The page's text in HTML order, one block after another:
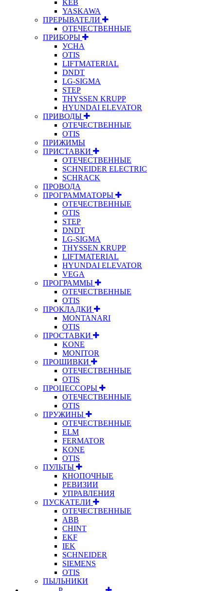
KEB
YASKAWA
ПРЕРЫВАТЕЛИ
ОТЕЧЕСТВЕННЫЕ
ПРИБОРЫ
УСНА
OTIS
LIFTMATERIAL
DNDT
LG-SIGMA
STEP
THYSSEN KRUPP
HYUNDAI ELEVATOR
ПРИВОДЫ
ОТЕЧЕСТВЕННЫЕ
OTIS
ПРИЖИМЫ
ПРИСТАВКИ
ОТЕЧЕСТВЕННЫЕ
SCHNEIDER ELECTRIC
SCHRACK
ПРОВОДА
ПРОГРАММАТОРЫ
ОТЕЧЕСТВЕННЫЕ
OTIS
STEP
DNDT
LG-SIGMA
THYSSEN KRUPP
LIFTMATERIAL
HYUNDAI ELEVATOR
VEGA
ПРОГРАММЫ
ОТЕЧЕСТВЕННЫЕ
OTIS
ПРОКЛАДКИ
MONTANARI
OTIS
ПРОСТАВКИ
KONE
MONITOR
ПРОШИВКИ
ОТЕЧЕСТВЕННЫЕ
OTIS
ПРОЦЕССОРЫ
ОТЕЧЕСТВЕННЫЕ
OTIS
ПРУЖИНЫ
ОТЕЧЕСТВЕННЫЕ
ELM
FERMATOR
KONE
OTIS
ПУЛЬТЫ
КНОПОЧНЫЕ
РЕВИЗИИ
УПРАВЛЕНИЯ
ПУСКАТЕЛИ
ОТЕЧЕСТВЕННЫЕ
ABB
CHINT
EKF
IEK
SCHNEIDER
SIEMENS
OTIS
ПЫЛЬНИКИ